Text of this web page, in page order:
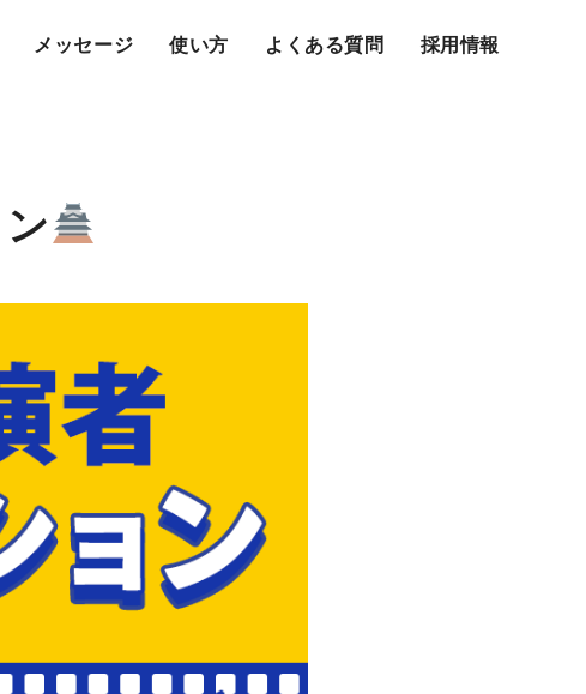
メッセージ 使い方 よくある質問 採用情報